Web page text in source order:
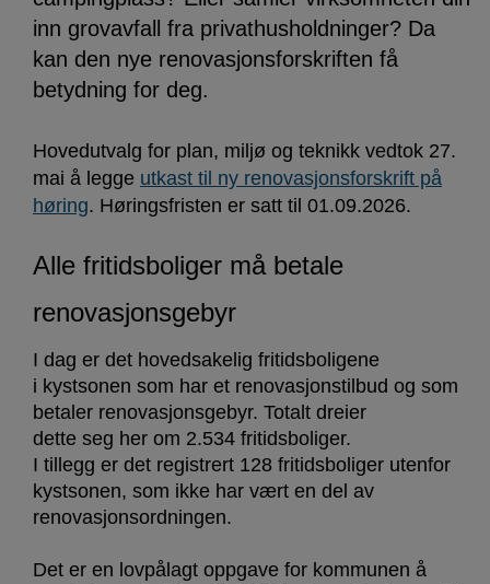
inn grovavfall fra privathusholdninger? Da
kan den nye renovasjonsforskriften få
betydning for deg.
Hovedutvalg for plan, miljø og teknikk vedtok 27.
mai å legge utkast til ny renovasjonsforskrift på
høring. Høringsfristen er satt til 01.09.2026.
Alle fritidsboliger må betale
renovasjonsgebyr
I dag er det hovedsakelig fritidsboligene
i kystsonen som har et renovasjonstilbud og som
betaler renovasjonsgebyr. Totalt dreier
dette seg her om 2.534 fritidsboliger.
I tillegg er det registrert 128 fritidsboliger utenfor
kystsonen, som ikke har vært en del av
renovasjonsordningen.
Det er en lovpålagt oppgave for kommunen å